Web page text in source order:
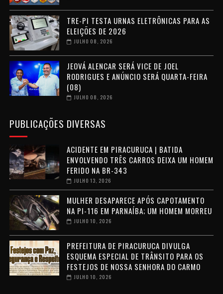
TRE-PI TESTA URNAS ELETRÔNICAS PARA AS
ELEIÇÕES DE 2026
JULHO 08, 2026
JEOVÁ ALENCAR SERÁ VICE DE JOEL
RODRIGUES E ANÚNCIO SERÁ QUARTA-FEIRA
(08)
JULHO 08, 2026
PUBLICAÇÕES DIVERSAS
ACIDENTE EM PIRACURUCA | BATIDA
ENVOLVENDO TRÊS CARROS DEIXA UM HOMEM
FERIDO NA BR-343
JULHO 13, 2026
MULHER DESAPARECE APÓS CAPOTAMENTO
NA PI-116 EM PARNAÍBA; UM HOMEM MORREU
JULHO 10, 2026
PREFEITURA DE PIRACURUCA DIVULGA
ESQUEMA ESPECIAL DE TRÂNSITO PARA OS
FESTEJOS DE NOSSA SENHORA DO CARMO
JULHO 10, 2026